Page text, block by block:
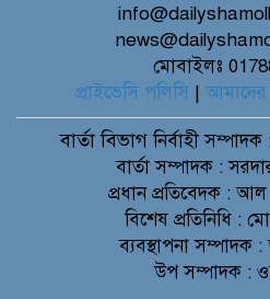
মোবাইলঃ
প্রাইভেসি পলিসি | আমাদের
বার্তা বিভাগনির্বাহী
বার্তা সম্পাদক :
প্রধান প্রতিবেদক : আল
বিশেষ প্রতিনিধি :
ব্যবস্থাপনা সম্পাদক
উপ সম্পাদক :